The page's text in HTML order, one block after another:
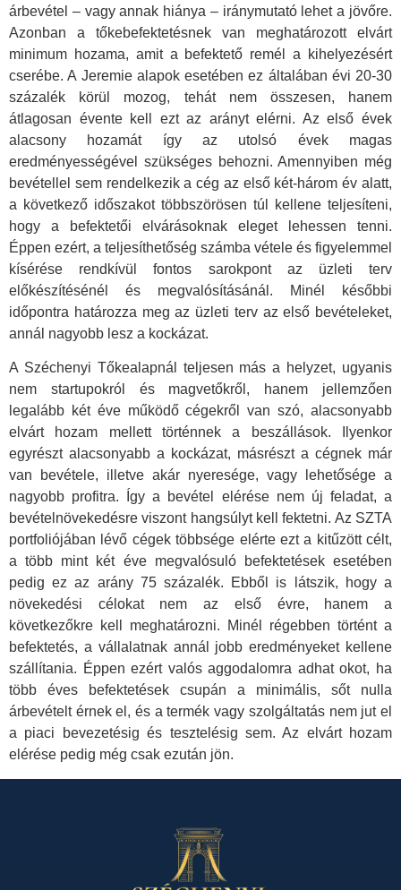
árbevétel – vagy annak hiánya – iránymutató lehet a jövőre.
Azonban a tőkebefektetésnek van meghatározott elvárt
minimum hozama, amit a befektető remél a kihelyezésért
cserébe. A Jeremie alapok esetében ez általában évi 20-30
százalék körül mozog, tehát nem összesen, hanem
átlagosan évente kell ezt az arányt elérni. Az első évek
alacsony hozamát így az utolsó évek magas
eredményességével szükséges behozni. Amennyiben még
bevétellel sem rendelkezik a cég az első két-három év alatt,
a következő időszakot többszörösen túl kellene teljesíteni,
hogy a befektetői elvárásoknak eleget lehessen tenni.
Éppen ezért, a teljesíthetőség számba vétele és figyelemmel
kísérése rendkívül fontos sarokpont az üzleti terv
előkészítésénél és megvalósításánál. Minél későbbi
időpontra határozza meg az üzleti terv az első bevételeket,
annál nagyobb lesz a kockázat.
A Széchenyi Tőkealapnál teljesen más a helyzet, ugyanis
nem startupokról és magvetőkről, hanem jellemzően
legalább két éve működő cégekről van szó, alacsonyabb
elvárt hozam mellett történnek a beszállások. Ilyenkor
egyrészt alacsonyabb a kockázat, másrészt a cégnek már
van bevétele, illetve akár nyeresége, vagy lehetősége a
nagyobb profitra. Így a bevétel elérése nem új feladat, a
bevételnövekedésre viszont hangsúlyt kell fektetni. Az SZTA
portfoliójában lévő cégek többsége elérte ezt a kitűzött célt,
a több mint két éve megvalósuló befektetések esetében
pedig ez az arány 75 százalék. Ebből is látszik, hogy a
növekedési célokat nem az első évre, hanem a
következőkre kell meghatározni. Minél régebben történt a
befektetés, a vállalatnak annál jobb eredményeket kellene
szállítania. Éppen ezért valós aggodalomra adhat okot, ha
több éves befektetések csupán a minimális, sőt nulla
árbevételt érnek el, és a termék vagy szolgáltatás nem jut el
a piaci bevezetésig és tesztelésig sem. Az elvárt hozam
elérése pedig még csak ezután jön.